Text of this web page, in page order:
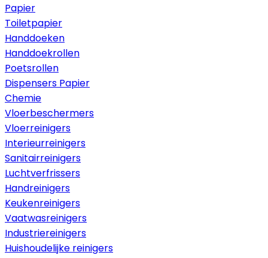
Papier
Toiletpapier
Handdoeken
Handdoekrollen
Poetsrollen
Dispensers Papier
Chemie
Vloerbeschermers
Vloerreinigers
Interieurreinigers
Sanitairreinigers
Luchtverfrissers
Handreinigers
Keukenreinigers
Vaatwasreinigers
Industriereinigers
Huishoudelijke reinigers